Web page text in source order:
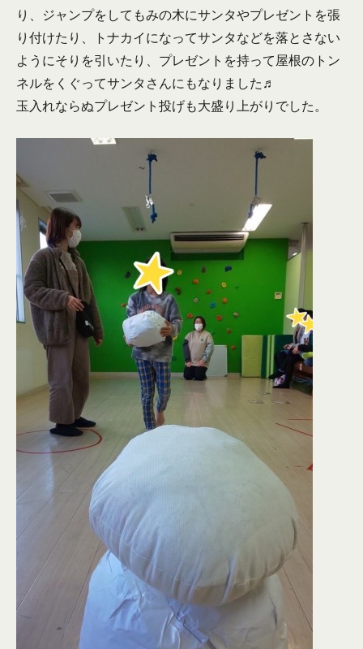
り、ジャンプをしてもみの木にサンタやプレゼントを張
り付けたり、トナカイになってサンタなどを落とさない
ようにそりを引いたり、プレゼントを持って屋根のトン
ネルをくぐってサンタさんにもなりました♬
玉入れならぬプレゼント投げも大盛り上がりでした。